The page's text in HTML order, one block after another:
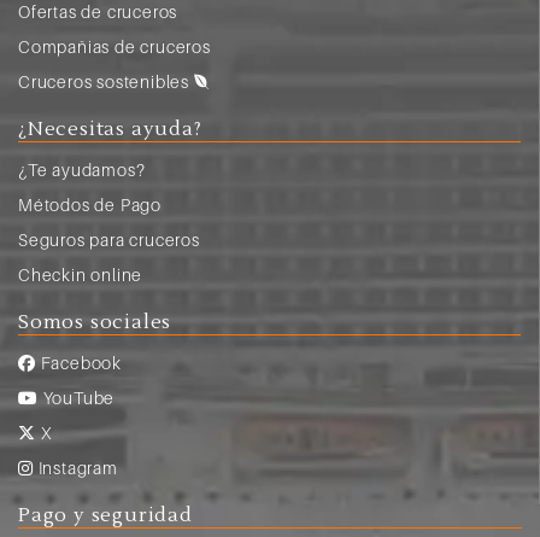
Ofertas de cruceros
Compañias de cruceros
Cruceros sostenibles
¿Necesitas ayuda?
¿Te ayudamos?
Métodos de Pago
Seguros para cruceros
Checkin online
Somos sociales
Facebook
YouTube
X
Instagram
Pago y seguridad